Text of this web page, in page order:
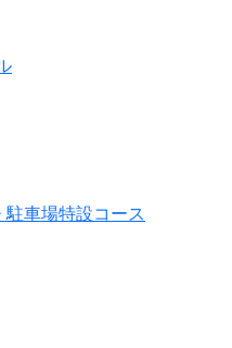
車場特設コース